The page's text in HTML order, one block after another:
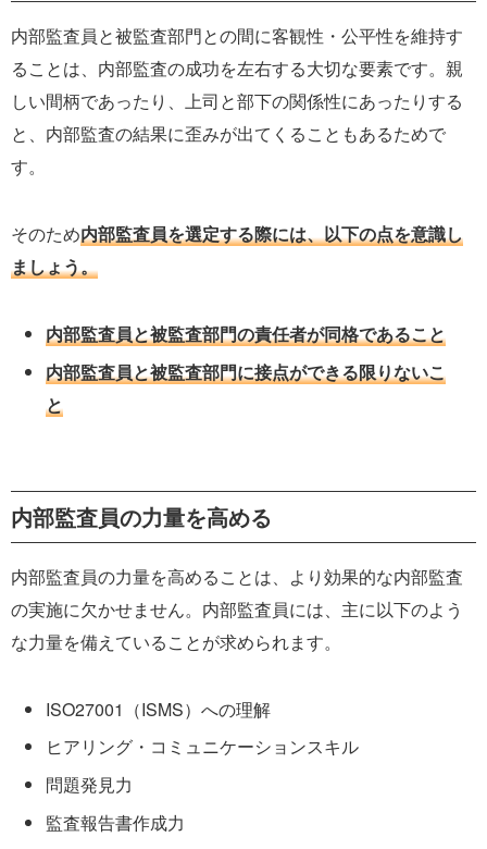
内部監査員と被監査部門との間に客観性・公平性を維持す
ることは、内部監査の成功を左右する大切な要素です。親
しい間柄であったり、上司と部下の関係性にあったりする
と、内部監査の結果に歪みが出てくることもあるためで
す。
そのため内部監査員を選定する際には、以下の点を意識し
ましょう。
内部監査員と被監査部門の責任者が同格であること
内部監査員と被監査部門に接点ができる限りないこ
と
内部監査員の力量を高める
内部監査員の力量を高めることは、より効果的な内部監査
の実施に欠かせません。内部監査員には、主に以下のよう
な力量を備えていることが求められます。
ISO27001（ISMS）への理解
ヒアリング・コミュニケーションスキル
問題発見力
監査報告書作成力